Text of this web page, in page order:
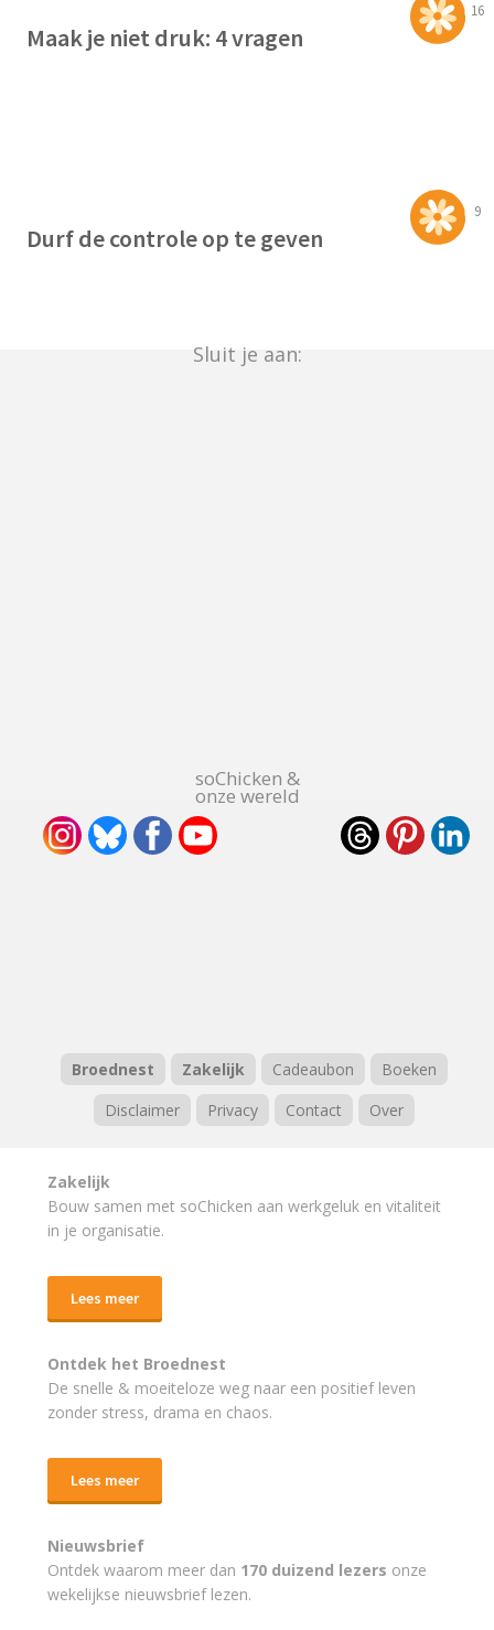
16
Maak je niet druk: 4 vragen
9
Durf de controle op te geven
Sluit je aan:
soChicken &
onze wereld
Broednest Zakelijk Cadeaubon
Boeken
Disclaimer
Privacy Contact Over
Zakelijk
Bouw samen met soChicken aan werkgeluk en vitaliteit
in je organisatie.
Lees meer
Ontdek het Broednest
De snelle & moeiteloze weg naar een positief leven
zonder stress, drama en chaos.
Lees meer
Nieuwsbrief
Ontdek waarom meer dan 170 duizend lezers onze
wekelijkse nieuwsbrief lezen.